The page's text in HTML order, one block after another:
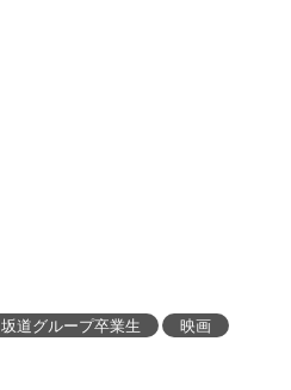
坂道グループ卒業生
映画